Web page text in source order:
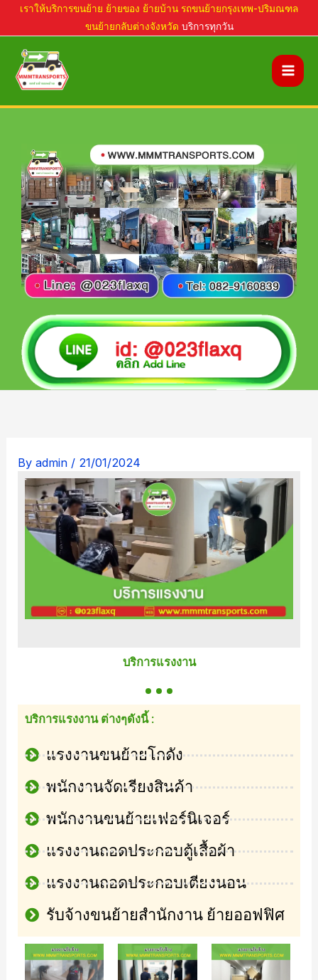
Skip
content
เราให้บริการขนย้าย ย้ายของ ย้ายบ้าน รถขนย้ายกรุงเทพ-ปริมณฑล
ขนย้ายกลับต่างจังหวัด บริการทุกวัน
Byadmin / 21/01/2024
บริการแรงงาน
บริการแรงงาน ต่างๆดังนี้ :
แรงงานขนย้ายโกดัง
พนักงานจัดเรียงสินค้า
พนักงานขนย้ายเฟอร์นิเจอร์
แรงงานถอดประกอบตู้เสื้อผ้า
แรงงานถอดประกอบเตียงนอน
รับจ้างขนย้ายสำนักงาน ย้ายออฟฟิศ